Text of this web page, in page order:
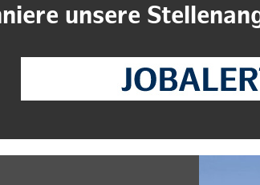
unsere